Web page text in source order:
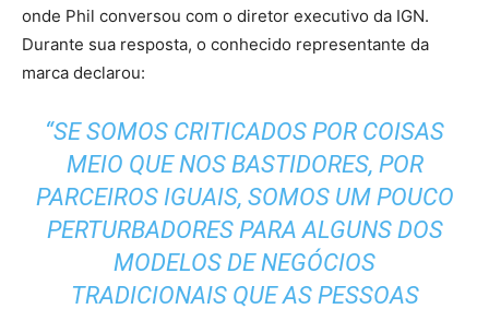
onde Phil conversou com o diretor executivo da IGN.
Durante sua resposta, o conhecido representante da
marca declarou:
“SE SOMOS CRITICADOS POR COISAS
MEIO QUE NOS BASTIDORES, POR
PARCEIROS IGUAIS, SOMOS UM POUCO
PERTURBADORES PARA ALGUNS DOS
MODELOS DE NEGÓCIOS
TRADICIONAIS QUE AS PESSOAS